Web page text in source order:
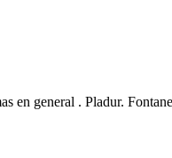
en general . Pladur.